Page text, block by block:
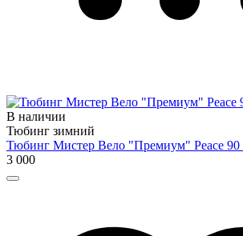
В наличии
Тюбинг зимний
Тюбинг Мистер Вело "Премиум" Peace 90
3 000